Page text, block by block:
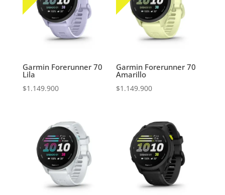
Garmin Forerunner 70
Lila
$1.149.900
Garmin Forerunner 70
Amarillo
$1.149.900